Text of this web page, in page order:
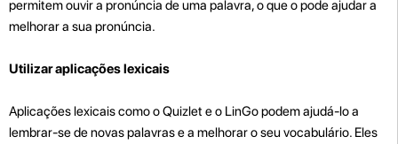
permitem ouvir a pronúncia de uma palavra, o que o pode ajudar a
melhorar a sua pronúncia.
Utilizar aplicações lexicais
Aplicações lexicais como o Quizlet e o LinGo podem ajudá-lo a
lembrar-se de novas palavras e a melhorar o seu vocabulário. Eles